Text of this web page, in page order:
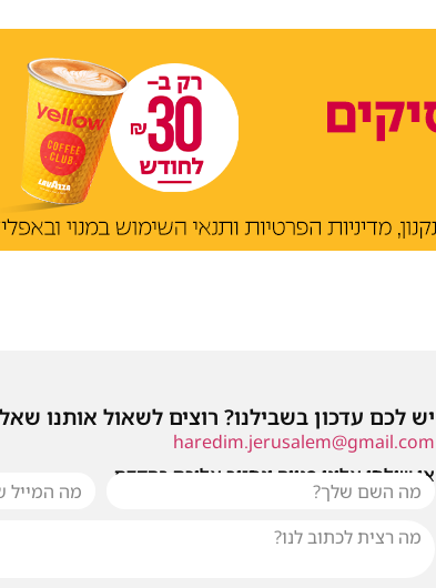
יש לכם עדכון בשבילנו? רוצים לשאול אותנו
haredim.jerusalem@gmail.com
או שילחו אלינו פנייה ונחזור אליכם בהקדם